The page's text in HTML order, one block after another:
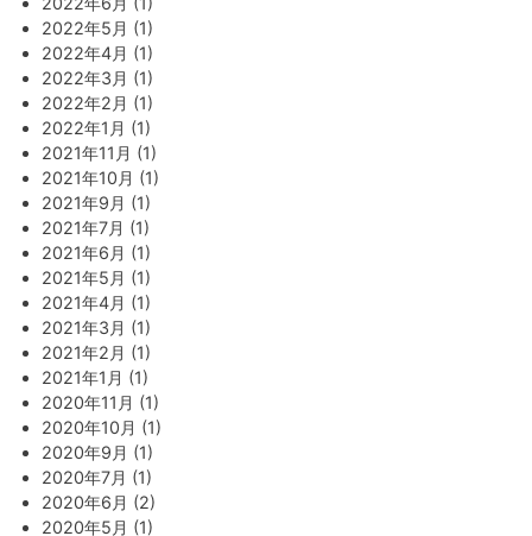
2022年5月 (1)
2022年4月 (1)
2022年3月 (1)
2022年2月 (1)
2022年1月 (1)
2021年11月 (1)
2021年10月 (1)
2021年9月 (1)
2021年7月 (1)
2021年6月 (1)
2021年5月 (1)
2021年4月 (1)
2021年3月 (1)
2021年2月 (1)
2021年1月 (1)
2020年11月 (1)
2020年10月 (1)
2020年9月 (1)
2020年7月 (1)
2020年6月 (2)
2020年5月 (1)